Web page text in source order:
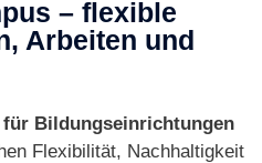
– flexible
Arbeiten und
Bildungseinrichtungen
Flexibilität, Nachhaltigkeit